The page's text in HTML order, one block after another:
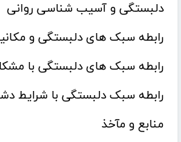
دلبستگی و آسیب شناسی روانی
رابطه سبک های دلبستگی و
رابطه سبک های دلبستگی با
رابطه سبک دلبستگی با شرایط
منابع و مآخذ